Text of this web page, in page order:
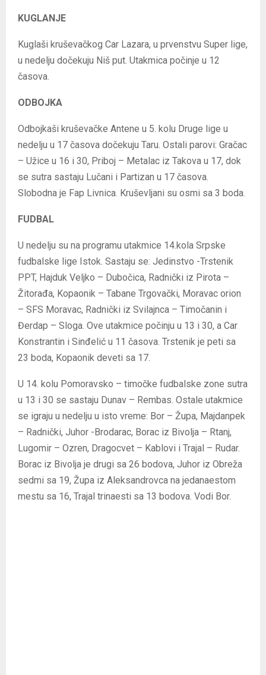
KUGLANJE
Kuglaši kruševačkog Car Lazara, u prvenstvu Super lige,
u nedelju dočekuju Niš put. Utakmica počinje u 12
časova.
ODBOJKA
Odbojkaši kruševačke Antene u 5. kolu Druge lige u
nedelju u 17 časova dočekuju Taru. Ostali parovi: Gračac
– Užice u 16 i 30, Priboj – Metalac iz Takova u 17, dok
se sutra sastaju Lučani i Partizan u 17 časova.
Slobodna je Fap Livnica. Kruševljani su osmi sa 3 boda.
FUDBAL
U nedelju su na programu utakmice 14.kola Srpske
fudbalske lige Istok. Sastaju se: Jedinstvo -Trstenik
PPT, Hajduk Veljko – Dubočica, Radnički iz Pirota –
Žitorađa, Kopaonik – Tabane Trgovački, Moravac orion
– SFS Moravac, Radnički iz Svilajnca – Timočanin i
Đerdap – Sloga. Ove utakmice počinju u 13 i 30, a Car
Konstrantin i Sinđelić u 11 časova. Trstenik je peti sa
23 boda, Kopaonik deveti sa 17.
U 14. kolu Pomoravsko – timočke fudbalske zone sutra
u 13 i 30 se sastaju Dunav – Rembas. Ostale utakmice
se igraju u nedelju u isto vreme: Bor – Župa, Majdanpek
– Radnički, Juhor -Brodarac, Borac iz Bivolja – Rtanj,
Lugomir – Ozren, Dragocvet – Kablovi i Trajal – Rudar.
Borac iz Bivolja je drugi sa 26 bodova, Juhor iz Obreža
sedmi sa 19, Župa iz Aleksandrovca na jedanaestom
mestu sa 16, Trajal trinaesti sa 13 bodova. Vodi Bor.